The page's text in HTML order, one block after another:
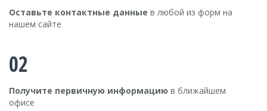
Оставьте контактные данные в любой из форм на
нашем сайте
02
Получите первичную информацию в ближайшем
офисе